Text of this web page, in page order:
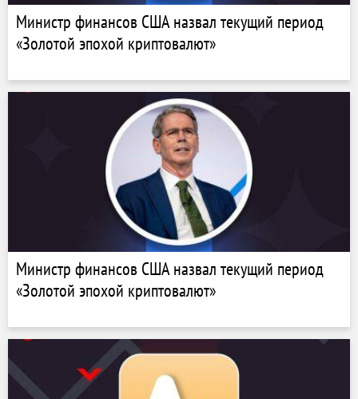
Министр финансов США назвал текущий период
«Золотой эпохой криптовалют»
Министр финансов США назвал текущий период
«Золотой эпохой криптовалют»